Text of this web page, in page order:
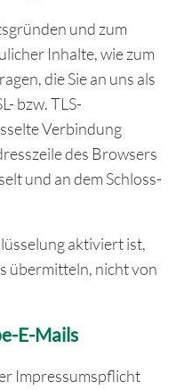
und zum
Inhalte, wie zum
die Sie an uns als
bzw. TLS-
Verbindung
des Browsers
und an dem Schloss-
aktiviert ist,
übermitteln, nicht von
E-Mails
Impressumspflicht